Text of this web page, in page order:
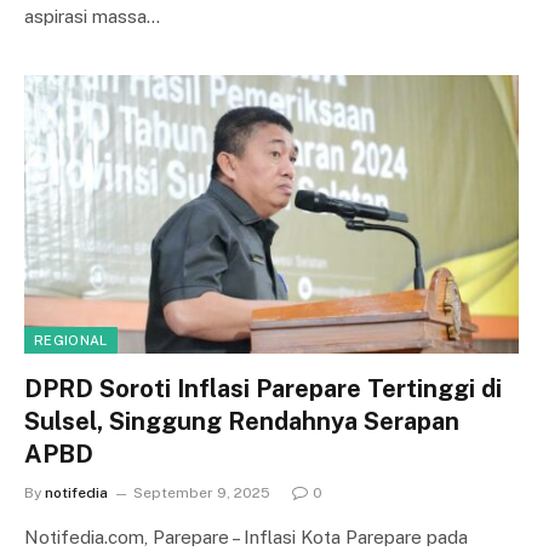
aspirasi massa…
REGIONAL
DPRD Soroti Inflasi Parepare Tertinggi di
Sulsel, Singgung Rendahnya Serapan
APBD
By notifedia September 9, 2025 0
Notifedia.com, Parepare – Inflasi Kota Parepare pada